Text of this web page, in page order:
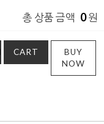
총 상품 금액 0원
CART
BUY
NOW